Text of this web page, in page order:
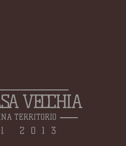
VECCHIA
TERRITORIO
2013